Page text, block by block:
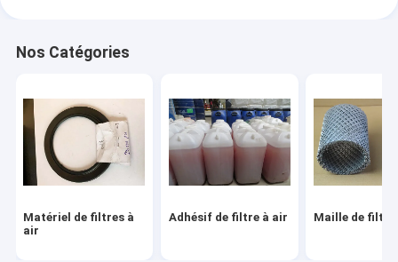
Fil pliable Mesh Cage
Nos Catégories
Matériel de filtres à
air
Adhésif de filtre à air Maille de filtre